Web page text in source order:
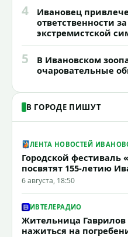
4
Ивановец
ответственности
экстремистской
5
В Ивановском
очаровательные
В ГОРОДЕ ПИШУТ
ЛЕНТА НОВОСТЕЙ
Городской фестиваль
посвятят 155-летию
6 августа, 18:50
ИВТЕЛЕРАДИО
Жительница Гаврилов
нажиться на